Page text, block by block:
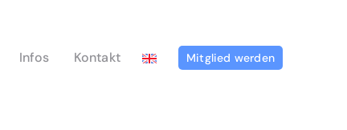
Infos Kontakt Mitglied werden